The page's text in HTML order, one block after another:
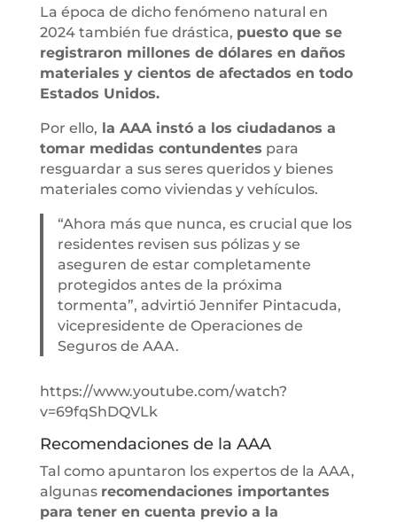
La época de dicho fenómeno natural en
2024 también fue drástica, puesto que se
registraron millones de dólares en daños
materiales y cientos de afectados en todo
Estados Unidos.
Por ello, la AAA instó a los ciudadanos a
tomar medidas contundentes para
resguardar a sus seres queridos y bienes
materiales como viviendas y vehículos.
“Ahora más que nunca, es crucial que los
residentes revisen sus pólizas y se
aseguren de estar completamente
protegidos antes de la próxima
tormenta”, advirtió Jennifer Pintacuda,
vicepresidente de Operaciones de
Seguros de AAA.
https://www.youtube.com/watch?
v=69fqShDQVLk
Recomendaciones de la AAA
Tal como apuntaron los expertos de la AAA,
algunas recomendaciones importantes
para tener en cuenta previo a la